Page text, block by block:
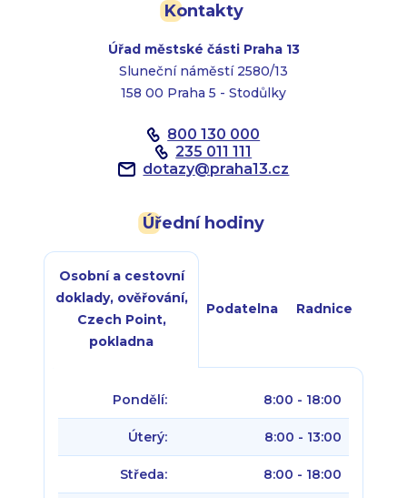
Kontakty
Úřad městské části Praha 13
Sluneční náměstí 2580/13
158 00 Praha 5 - Stodůlky
800 130 000
235 011 111
dotazy@praha13.cz
Úřední hodiny
Osobní a cestovní
doklady, ověřování,
Czech Point,
pokladna
Podatelna Radnice
Pondělí: 8:00 - 18:00
Úterý: 8:00 - 13:00
Středa: 8:00 - 18:00